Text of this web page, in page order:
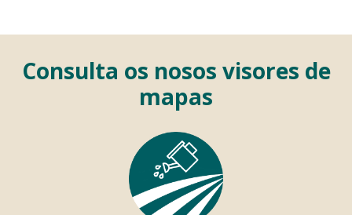
Consulta os nosos visores de
mapas